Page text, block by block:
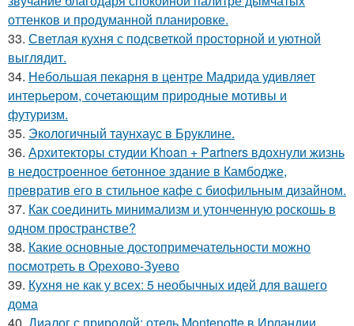
оттенков и продуманной планировке.
33. Светлая кухня с подсветкой просторной и уютной
выглядит.
34. Небольшая пекарня в центре Мадрида удивляет
интерьером, сочетающим природные мотивы и
футуризм.
35. Экологичный таунхаус в Бруклине.
36. Архитекторы студии Khoan + Partners вдохнули жизнь
в недостроенное бетонное здание в Камбодже,
превратив его в стильное кафе с биофильным дизайном.
37. Как соединить минимализм и утонченную роскошь в
одном пространстве?
38. Какие основные достопримечательности можно
посмотреть в Орехово-Зуево
39. Кухня не как у всех: 5 необычных идей для вашего
дома
40. Диалог с природой: отель Montenotte в Ирландии.